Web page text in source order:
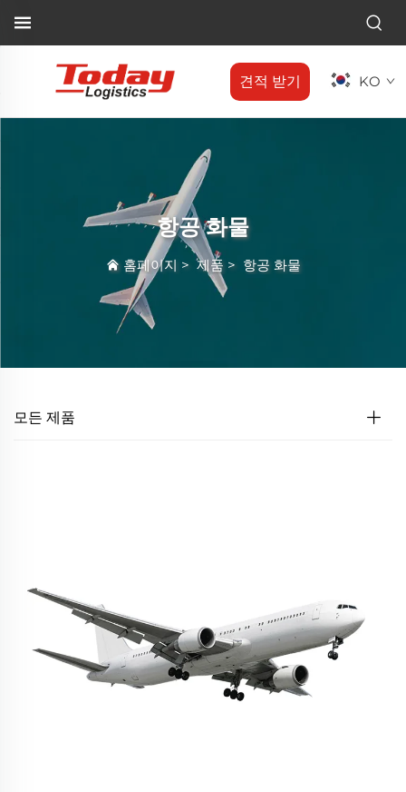
견적 받기 KO
항공 화물
홈페이지 >제품> 항공 화물
모든 제품